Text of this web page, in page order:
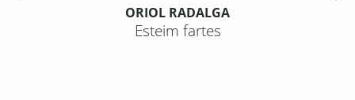
ORIOL RADALGA
Esteim fartes